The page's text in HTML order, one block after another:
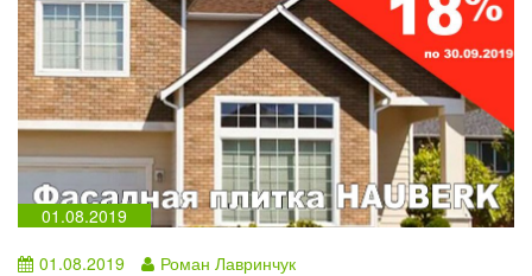
01.08.2019
01.08.2019
Роман Лавринчук